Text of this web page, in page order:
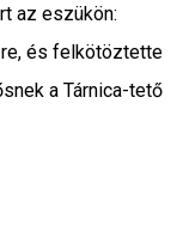
az eszükön:
és felkötöztette
a Tárnica-tető